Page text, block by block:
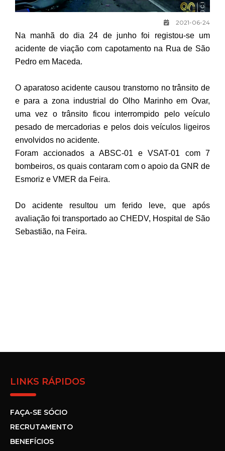
2021-06-24
Na manhã do dia 24 de junho foi registou-se um
acidente de viação com capotamento na Rua de São
Pedro em Maceda.
O aparatoso acidente causou transtorno no trânsito de
e para a zona industrial do Olho Marinho em Ovar,
uma vez o trânsito ficou interrompido pelo veículo
pesado de mercadorias e pelos dois veículos ligeiros
envolvidos no acidente.
Foram accionados a ABSC-01 e VSAT-01 com 7
bombeiros, os quais contaram com o apoio da GNR de
Esmoriz e VMER da Feira.
Do acidente resultou um ferido leve, que após
avaliação foi transportado ao CHEDV, Hospital de São
Sebastião, na Feira.
LINKS RÁPIDOS
FAÇA-SE SÓCIO
RECRUTAMENTO
BENEFÍCIOS